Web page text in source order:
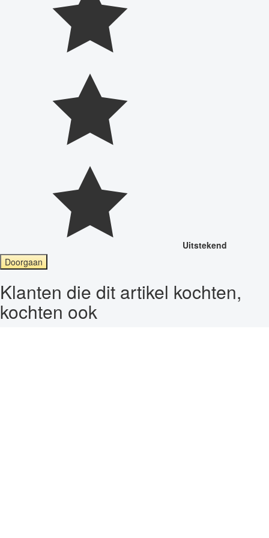
Uitstekend
Doorgaan
Klanten die dit artikel kochten,
kochten ook